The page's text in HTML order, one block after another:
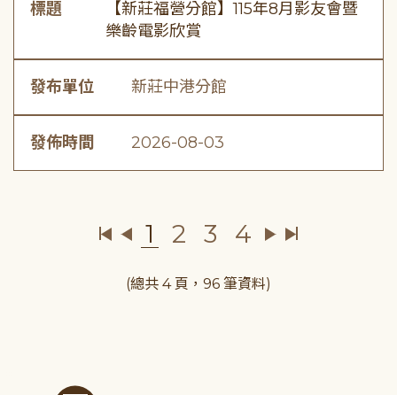
標題
【新莊福營分館】115年8月影友會暨
樂齡電影欣賞
發布單位 新莊中港分館
發佈時間 2026-08-03
1 2 3 4
(總共 4 頁，96 筆資料)